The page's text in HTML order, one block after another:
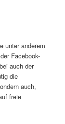
unter anderem
Facebook-
auch der
die
auch,
freie